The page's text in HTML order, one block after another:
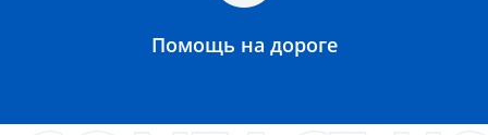
Помощь на дороге